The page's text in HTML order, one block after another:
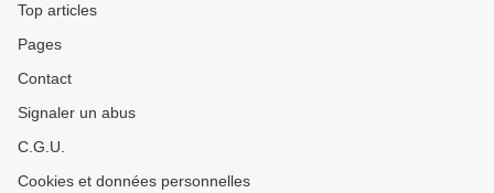
Top articles
Pages
Contact
Signaler un abus
C.G.U.
Cookies et données personnelles